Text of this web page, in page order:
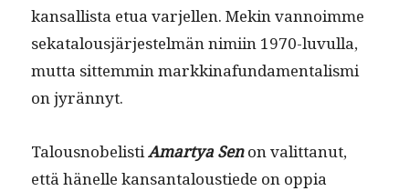
kansal­lista etua var­jellen. Mekin van­noimme
sekat­alousjär­jestelmän nimi­in 1970-luvul­la,
mut­ta sit­tem­min markki­na­fun­da­men­tal­is­mi
on jyrännyt.
Talous­no­belistiAmartya Senon valit­tanut,
että hänelle kansan­taloustiede on oppia